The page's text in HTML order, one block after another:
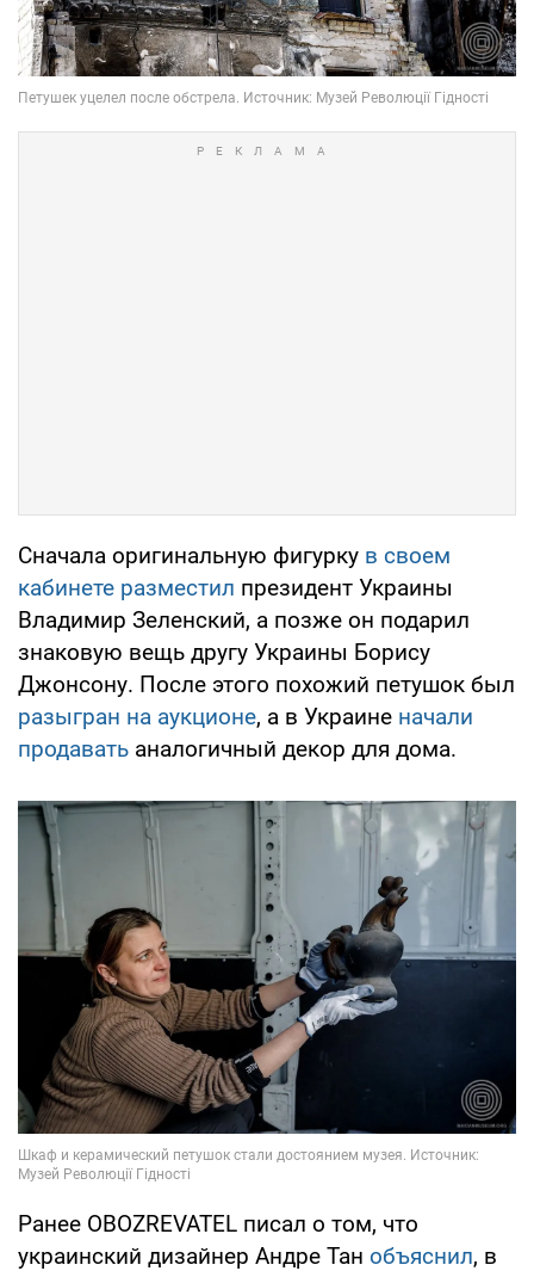
Сначала оригинальную фигурку в своем
кабинете разместил президент Украины
Владимир Зеленский, а позже он подарил
знаковую вещь другу Украины Борису
Джонсону. После этого похожий петушок был
разыгран на аукционе, а в Украине начали
продавать аналогичный декор для дома.
Ранее OBOZREVATEL писал о том, что
украинский дизайнер Андре Тан объяснил, в